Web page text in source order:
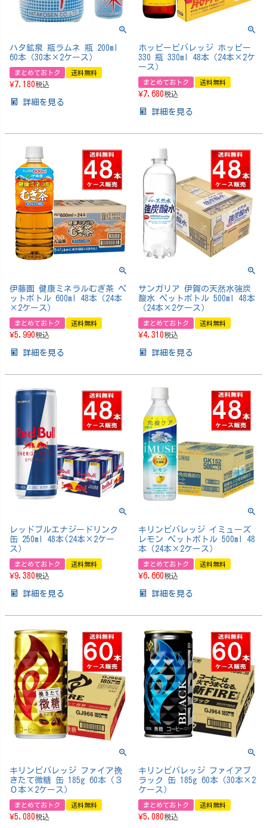
ハタ鉱泉 瓶ラムネ 瓶 200ml
60本（30本×2ケース）
まとめておトク 送料無料
¥7,180税込
詳細を見る
ホッピービバレッジ ホッピー
330 瓶 330ml 48本（24本×2ケ
ース）
まとめておトク 送料無料
¥7,680税込
詳細を見る
伊藤園 健康ミネラルむぎ茶 ペ
ットボトル 600ml 48本（24本
×2ケース）
まとめておトク 送料無料
¥5,990税込
詳細を見る
サンガリア 伊賀の天然水強炭
酸水 ペットボトル 500ml 48本
（24本×2ケース）
まとめておトク 送料無料
¥4,310税込
詳細を見る
レッドブルエナジードリンク
缶 250ml 48本(24本×2ケー
ス）
まとめておトク 送料無料
¥9,380税込
詳細を見る
キリンビバレッジ イミューズ
レモン ペットボトル 500ml 48
本（24本×2ケース）
まとめておトク 送料無料
¥6,660税込
詳細を見る
キリンビバレッジ ファイア挽
きたて微糖 缶 185g 60本（３
０本×2ケース）
まとめておトク 送料無料
¥5,080税込
キリンビバレッジ ファイアブ
ラック 缶 185g 60本（30本×2
ケース）
まとめておトク 送料無料
¥5,080税込